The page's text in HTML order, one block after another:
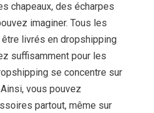
chapeaux, des écharpes
imaginer. Tous les
livrés en dropshipping
suffisamment pour les
se concentre sur
vous pouvez
partout, même sur